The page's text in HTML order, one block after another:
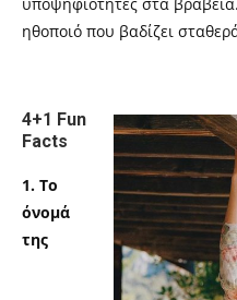
υποψηφιότητες στα
ηθοποιό που βαδίζει
4+1 Fun
Facts
1. Το
όνομά
της